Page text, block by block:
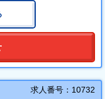
求人番号：10732